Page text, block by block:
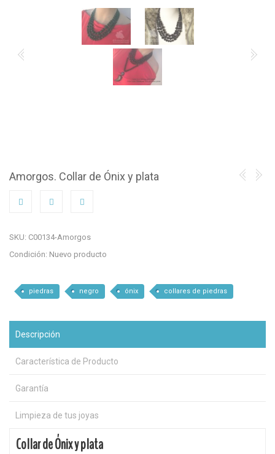
Amorgos. Collar de Ónix y plata
SKU: C00134-Amorgos
Condición: Nuevo producto
piedras negro ónix collares de piedras
Descripción
Característica de Producto
Garantía
Limpieza de tus joyas
Collar de Ónix y plata